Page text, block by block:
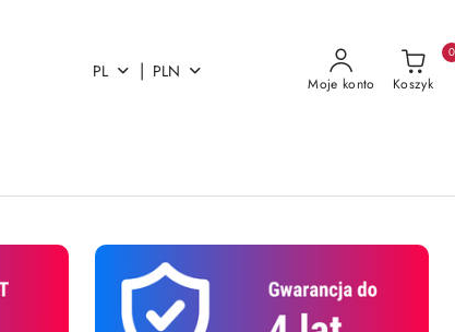
PL | PLN
Moje konto Koszyk
0